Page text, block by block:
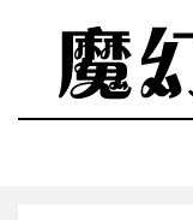
content